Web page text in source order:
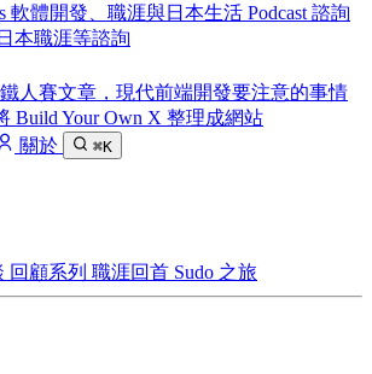
軟體開發、職涯與日本生活 Podcast 諮詢
本職涯等諮詢
鐵人賽文章，現代前端開發要注意的事情
Build Your Own X 整理成網站
關於 ⌘K
回顧系列 職涯回首 Sudo 之旅